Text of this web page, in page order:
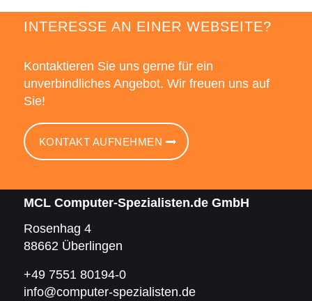
INTERESSE AN EINER WEBSEITE?
Kontaktieren Sie uns gerne für ein
unverbindliches Angebot. Wir freuen uns auf
Sie!
KONTAKT AUFNEHMEN
MCL Computer-Spezialisten.de GmbH
Rosenhag 4
88662 Überlingen
+49 7551 80194-0
info@computer-spezialisten.de